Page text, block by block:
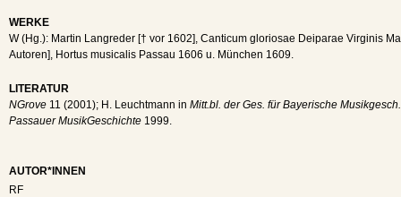
WERKE
W (Hg.): Martin Langreder [† vor 1602], Canticum gloriosae Deiparae Virginis
Autoren], Hortus musicalis Passau 1606 u. München 1609.
LITERATUR
NGrove 11 (2001); H. Leuchtmann in Mitt.bl. der Ges. für Bayerische Musikgesch.
Passauer MusikGeschichte 1999.
AUTOR*INNEN
RF